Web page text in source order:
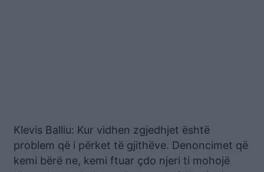
Klevis Balliu: Kur vidhen zgjedhjet është
problem që i përket të gjithëve. Denoncimet që
kemi bërë ne, kemi ftuar çdo njeri ti mohojë